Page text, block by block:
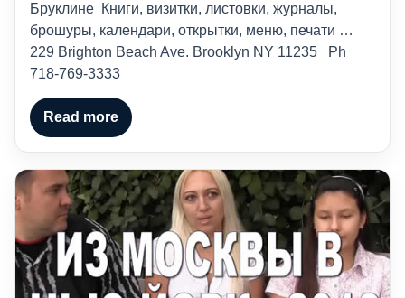
Бруклине Книги, визитки, листовки, журналы,
брошуры, календари, открытки, меню, печати …
229 Brighton Beach Ave. Brooklyn NY 11235 Ph
718-769-3333
Read more